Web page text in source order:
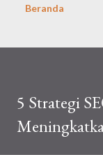
Beranda
5 Strategi